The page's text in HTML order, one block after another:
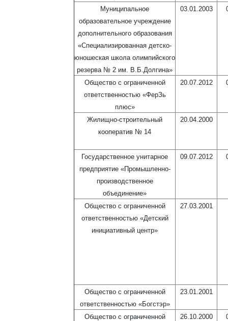
Муниципальное
образовательное учреждение
дополнительного образования
«Специализированная детско-
юношеская школа олимпийского
резерва № 2 им. В.Б.Долгина»
03.01.2003
Общество с ограниченной
ответственностью «ФерЗь
плюс»
20.07.2012
Жилищно-строительный
кооператив № 14
20.04.2000
Государственное унитарное
предприятие «Промышленно-
производственное
объединение»
09.07.2012
Общество с ограниченной
ответственностью «Детский
инициативный центр»
27.03.2001
Общество с ограниченной
ответственностью «Богстэр»
23.01.2001
Общество с ограниченной
26.10.2000